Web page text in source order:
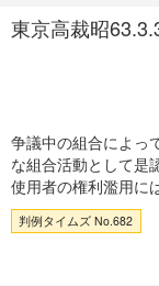
東京高裁昭
争議中の組合によっ
な組合活動として是
使用者の権利濫用に
判例タイムズ No.682